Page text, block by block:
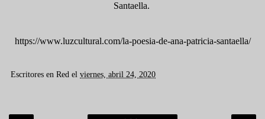
Santaella.
https://www.luzcultural.com/la-poesia-de-ana-patricia-santaella/
Escritores en Red el viernes, abril 24, 2020